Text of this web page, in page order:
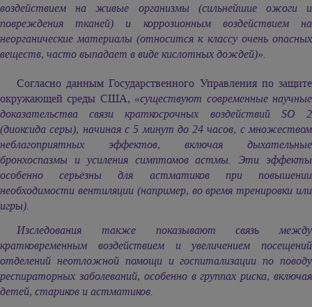
воздействием на живые организмы (сильнейшие ожоги и
повреждения тканей) и коррозионным воздействием на
неорганические материалы (относится к классу очень опасных
веществ, часто выпадает в виде кислотных дождей)».
Согласно данным Государственного Управления по защите
окружающей среды США, «существуют современные научные
доказательства связи краткосрочных воздействий SO 2
(диоксида серы), начиная с 5 минут до 24 часов, с множеством
неблагоприятных эффектов, включая дыхательные
бронхоспазмы и усиления симптомов астмы. Эти эффекты
особенно серьёзны для астматиков при повышении
необходимости вентиляции (например, во время тренировки или
игры).
Изследования также показывают связь между
кратковременным воздействием и увеличением посещений
отделений неотложной помощи и госпитализации по поводу
респираторных заболеваний, особенно в группах риска, включая
детей, стариков и астматиков.